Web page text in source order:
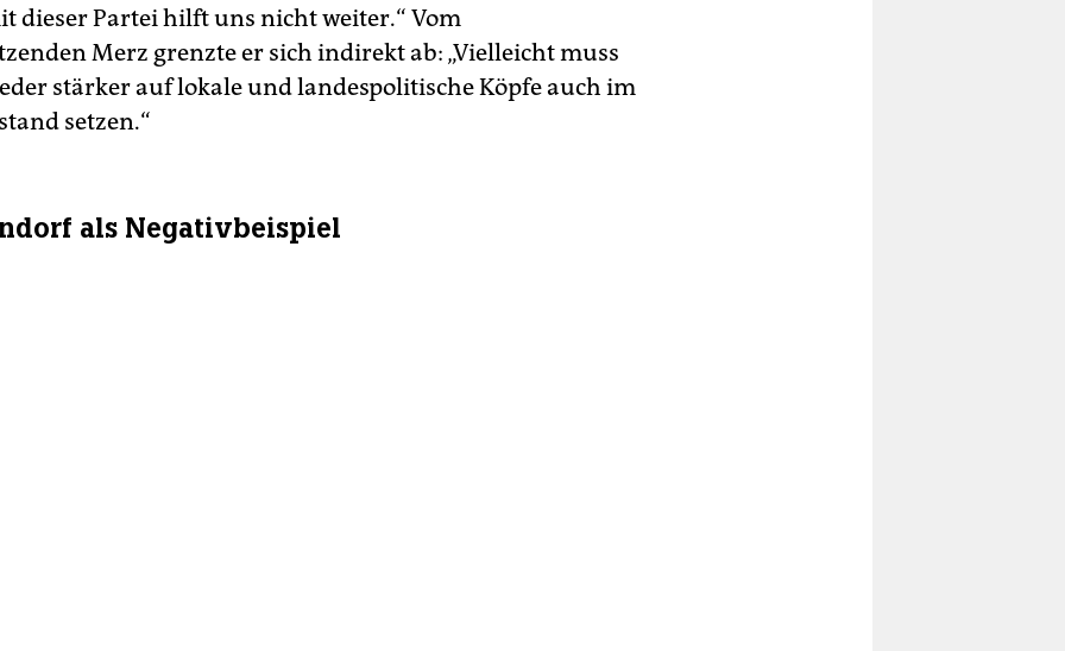
dieser Partei hilft uns nicht weiter.“ Vom
Merz grenzte er sich indirekt ab: „Vielleicht muss
stärker auf lokale und landespolitische Köpfe auch im
setzen.“
als Negativbeispiel